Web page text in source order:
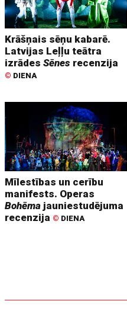
Krāšņais sēņu kabarē.
Latvijas Leļļu teātra
izrādesSēnes recenzija
© DIENA
Mīlestības un cerību
manifests. Operas
Bohēma jauniestudējuma
recenzija © DIENA